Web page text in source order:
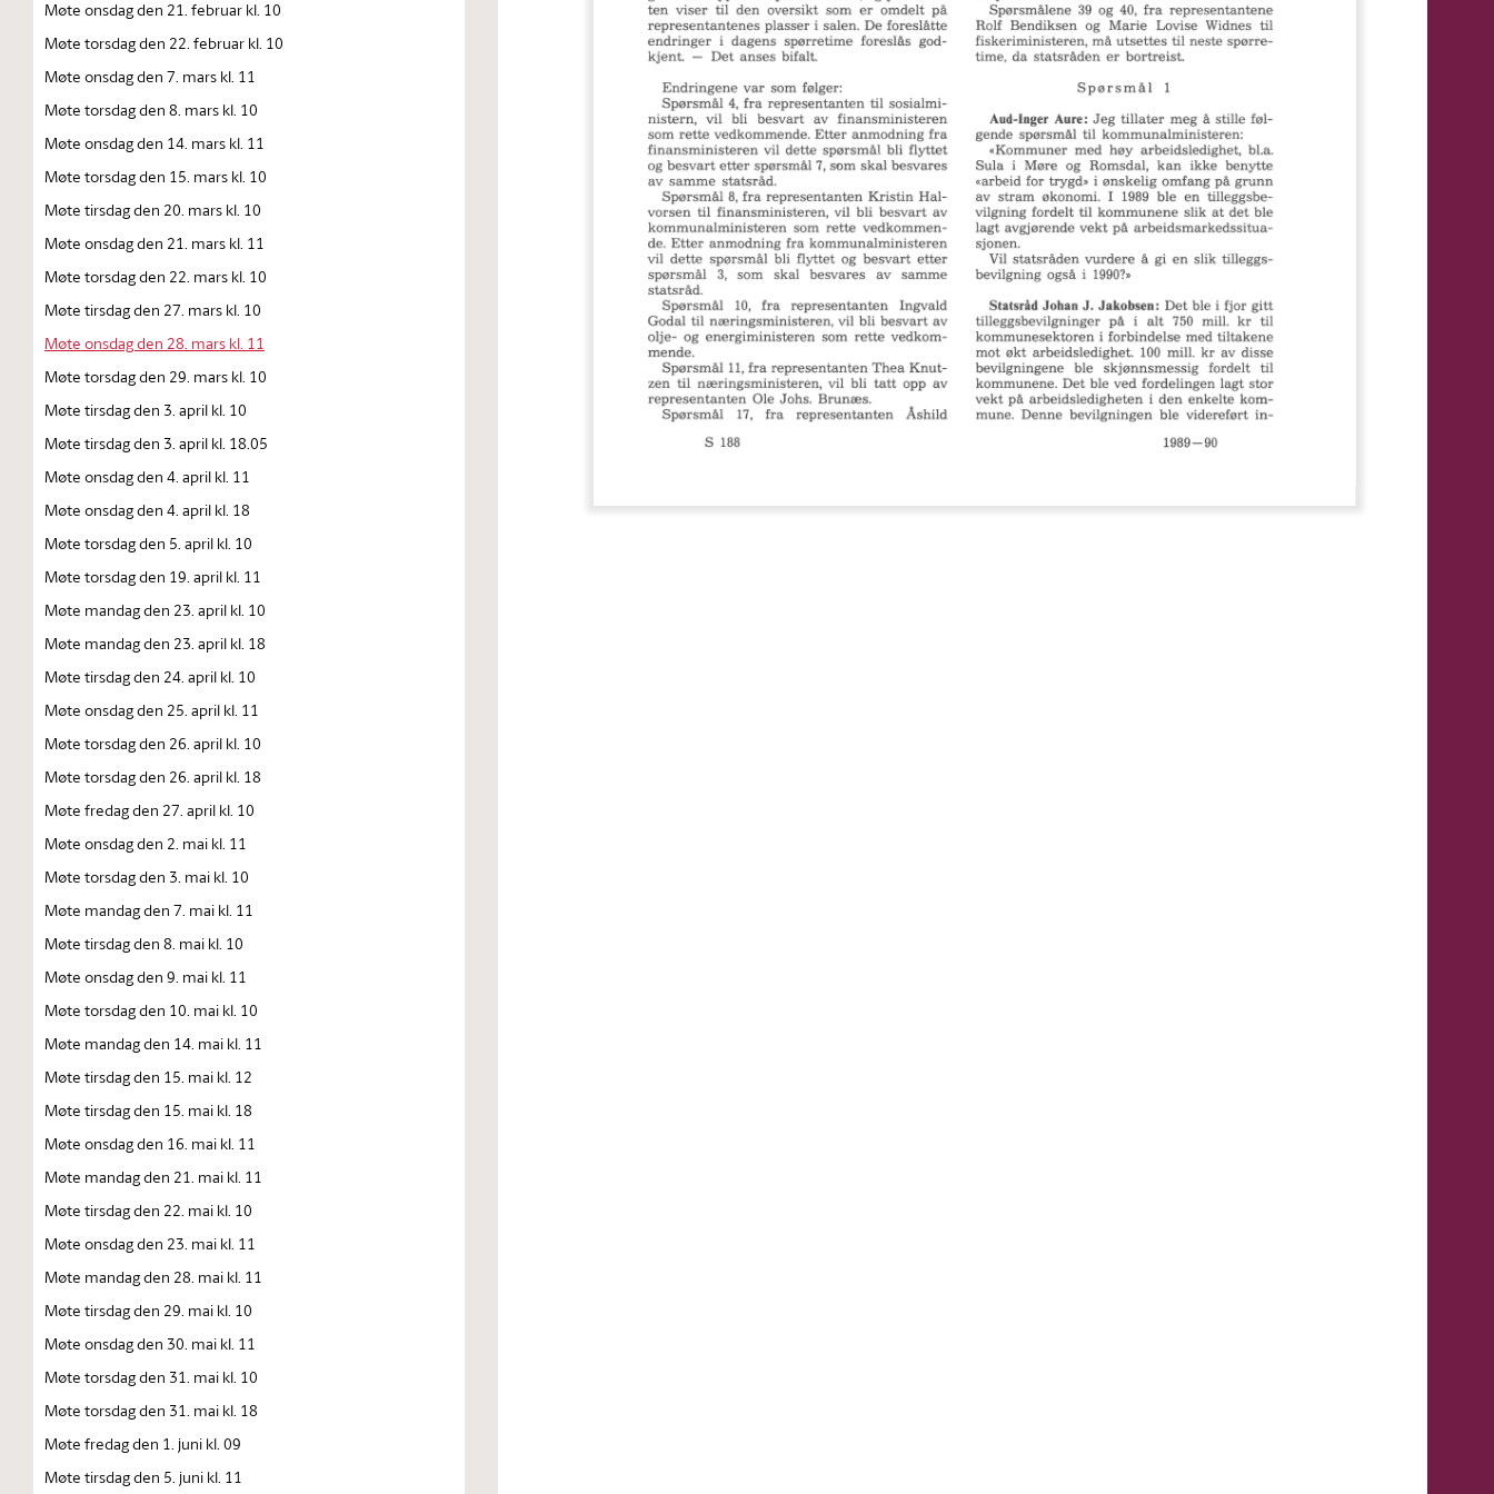
Møte onsdag den 21. februar kl. 10
Møte torsdag den 22. februar kl. 10
Møte onsdag den 7. mars kl. 11
Møte torsdag den 8. mars kl. 10
Møte onsdag den 14. mars kl. 11
Møte torsdag den 15. mars kl. 10
Møte tirsdag den 20. mars kl. 10
Møte onsdag den 21. mars kl. 11
Møte torsdag den 22. mars kl. 10
Møte tirsdag den 27. mars kl. 10
Møte onsdag den 28. mars kl. 11
Møte torsdag den 29. mars kl. 10
Møte tirsdag den 3. april kl. 10
Møte tirsdag den 3. april kl. 18.05
Møte onsdag den 4. april kl. 11
Møte onsdag den 4. april kl. 18
Møte torsdag den 5. april kl. 10
Møte torsdag den 19. april kl. 11
Møte mandag den 23. april kl. 10
Møte mandag den 23. april kl. 18
Møte tirsdag den 24. april kl. 10
Møte onsdag den 25. april kl. 11
Møte torsdag den 26. april kl. 10
Møte torsdag den 26. april kl. 18
Møte fredag den 27. april kl. 10
Møte onsdag den 2. mai kl. 11
Møte torsdag den 3. mai kl. 10
Møte mandag den 7. mai kl. 11
Møte tirsdag den 8. mai kl. 10
Møte onsdag den 9. mai kl. 11
Møte torsdag den 10. mai kl. 10
Møte mandag den 14. mai kl. 11
Møte tirsdag den 15. mai kl. 12
Møte tirsdag den 15. mai kl. 18
Møte onsdag den 16. mai kl. 11
Møte mandag den 21. mai kl. 11
Møte tirsdag den 22. mai kl. 10
Møte onsdag den 23. mai kl. 11
Møte mandag den 28. mai kl. 11
Møte tirsdag den 29. mai kl. 10
Møte onsdag den 30. mai kl. 11
Møte torsdag den 31. mai kl. 10
Møte torsdag den 31. mai kl. 18
Møte fredag den 1. juni kl. 09
Møte tirsdag den 5. juni kl. 11